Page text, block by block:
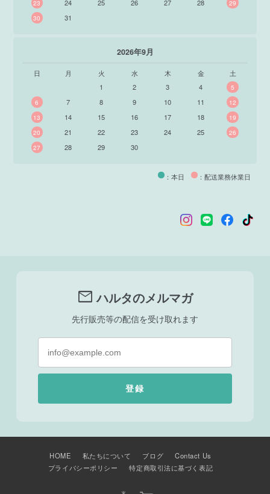
23
24 25 26 27 28
29
30
31
2026年9月
日 月 火 水 木 金
土
1
2 3 4
5
6
7 8 9 10 11
12
13
14 15 16 17 18
19
20
21 22 23 24 25
26
27
28 29 30
：本日 ：配送業務休業日
mail ハルタのメルマガ
先行販売等の配信を受け取れます
登録
HOME 私たちについて ブログ
Contact Us
プライバシーポリシー
特定商取引法に基づく表記